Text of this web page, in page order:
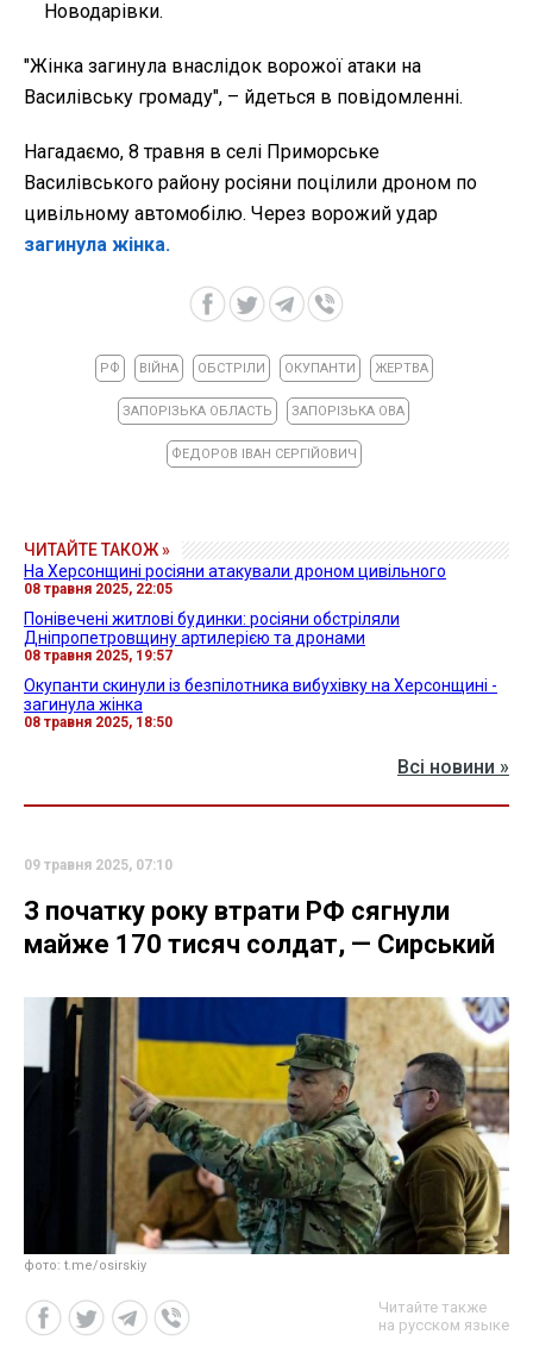
Новодарівки.
"Жінка загинула внаслідок ворожої атаки на
Василівську громаду", – йдеться в повідомленні.
Нагадаємо, 8 травня в селі Приморське
Василівського району росіяни поцілили дроном по
цивільному автомобілю. Через ворожий удар
загинула жінка.
РФ ВІЙНА ОБСТРІЛИ ОКУПАНТИ ЖЕРТВА
ЗАПОРІЗЬКА ОБЛАСТЬ ЗАПОРІЗЬКА ОВА
ФЕДОРОВ ІВАН СЕРГІЙОВИЧ
ЧИТАЙТЕ ТАКОЖ »
На Херсонщині росіяни атакували дроном цивільного
08 травня 2025, 22:05
Понівечені житлові будинки: росіяни обстріляли
Дніпропетровщину артилерією та дронами
08 травня 2025, 19:57
Окупанти скинули із безпілотника вибухівку на Херсонщині -
загинула жінка
08 травня 2025, 18:50
Всі новини »
09 травня 2025, 07:10
З початку року втрати РФ сягнули
майже 170 тисяч солдат, — Сирський
фото: t.me/osirskiy
Читайте также
на русском языке